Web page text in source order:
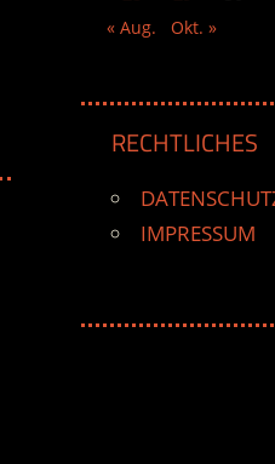
« Aug.
Okt. »
RECHTLICHES
IMPRESSUM